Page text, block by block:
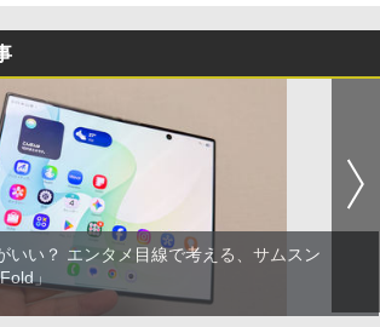
いい？ エンタメ目線で考える、サムスン
」